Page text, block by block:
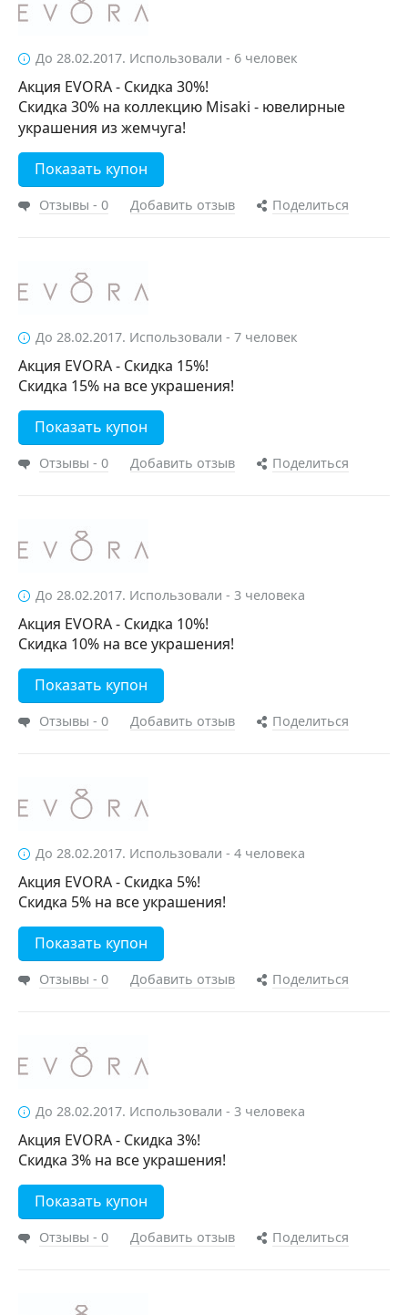
До 28.02.2017. Использовали - 6 человек
Акция EVORA - Скидка 30%!
Скидка 30% на коллекцию Misaki - ювелирные
украшения из жемчуга!
Показать купон
Отзывы - 0 Добавить отзыв Поделиться
До 28.02.2017. Использовали - 7 человек
Акция EVORA - Скидка 15%!
Скидка 15% на все украшения!
Показать купон
Отзывы - 0 Добавить отзыв Поделиться
До 28.02.2017. Использовали - 3 человека
Акция EVORA - Скидка 10%!
Скидка 10% на все украшения!
Показать купон
Отзывы - 0 Добавить отзыв Поделиться
До 28.02.2017. Использовали - 4 человека
Акция EVORA - Скидка 5%!
Скидка 5% на все украшения!
Показать купон
Отзывы - 0 Добавить отзыв Поделиться
До 28.02.2017. Использовали - 3 человека
Акция EVORA - Скидка 3%!
Скидка 3% на все украшения!
Показать купон
Отзывы - 0 Добавить отзыв Поделиться